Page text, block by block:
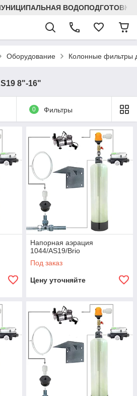
ВОДОПОДГОТОВКА
Оборудование Колонные фильтры
8"-16"
0 Фильтры
Напорная аэрация
1044/AS19/Brio
Под заказ
Цену уточняйте